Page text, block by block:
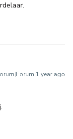
year ago